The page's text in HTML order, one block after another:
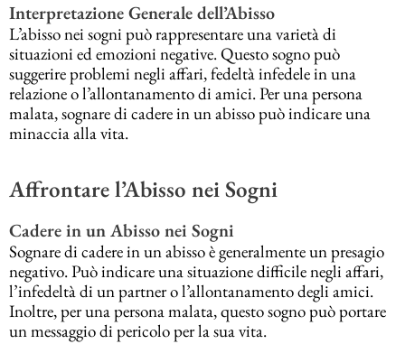
Interpretazione Generale dell’Abisso
L’abisso nei sogni può rappresentare una varietà di
situazioni ed emozioni negative. Questo sogno può
suggerire problemi negli affari, fedeltà infedele in una
relazione o l’allontanamento di amici. Per una persona
malata, sognare di cadere in un abisso può indicare una
minaccia alla vita.
Affrontare l’Abisso nei Sogni
Cadere in un Abisso nei Sogni
Sognare di cadere in un abisso è generalmente un presagio
negativo. Può indicare una situazione difficile negli affari,
l’infedeltà di un partner o l’allontanamento degli amici.
Inoltre, per una persona malata, questo sogno può portare
un messaggio di pericolo per la sua vita.